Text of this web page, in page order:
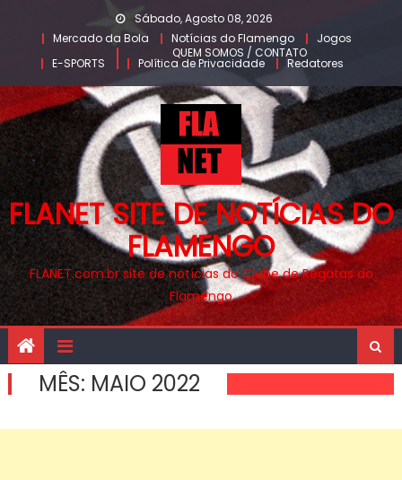
content
Sábado, Agosto 08, 2026
Mercado da Bola
Notícias do Flamengo
Jogos
E-SPORTS
QUEM SOMOS / CONTATO
Política de Privacidade Redatores
FLANET SITE DE NOTÍCIAS DO
FLAMENGO
FLANET.com.br site de notícias do Clube de Regatas do
Flamengo
MÊS: MAIO 2022